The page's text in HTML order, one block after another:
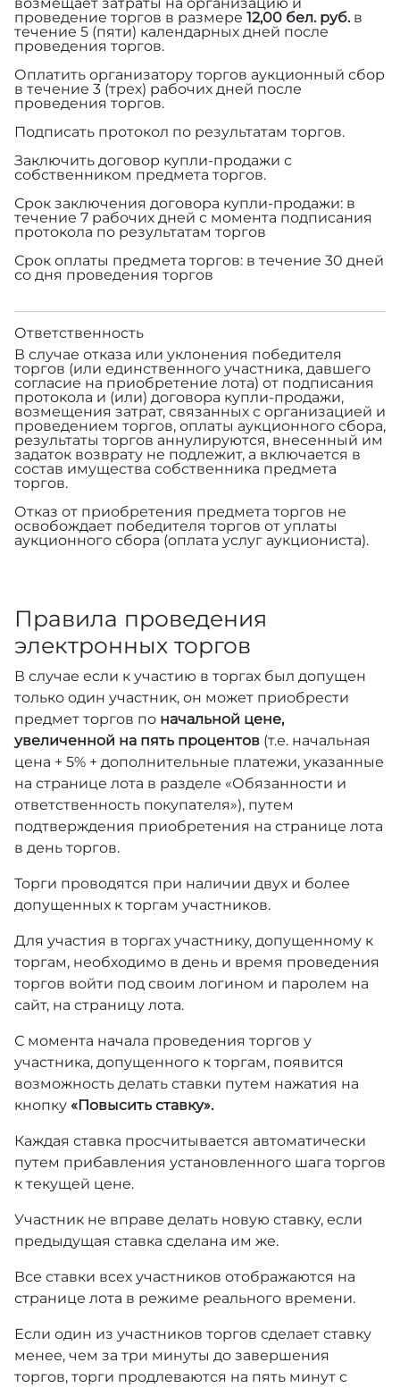
проведение торгов в размере 12,00 бел. руб.в
течение 5 (пяти) календарных дней после
проведения торгов.
Оплатить организатору торгов аукционный сбор
в течение 3 (трех) рабочих дней после
проведения торгов.
Подписать протокол по результатам торгов.
Заключить договор купли-продажи с
собственником предмета торгов.
Срок заключения договора купли-продажи: в
течение 7 рабочих дней с момента подписания
протокола по результатам торгов
Срок оплаты предмета торгов: в течение 30 дней
со дня проведения торгов
Ответственность
В случае отказа или уклонения победителя
торгов (или единственного участника, давшего
согласие на приобретение лота) от подписания
протокола и (или) договора купли-продажи,
возмещения затрат, связанных с организацией и
проведением торгов, оплаты аукционного сбора,
результаты торгов аннулируются, внесенный им
задаток возврату не подлежит, а включается в
состав имущества собственника предмета
торгов.
Отказ от приобретения предмета торгов не
освобождает победителя торгов от уплаты
аукционного сбора (оплата услуг аукциониста).
Правила проведения
электронных торгов
В случае если к участию в торгах был допущен
только один участник, он может приобрести
предмет торгов по начальной цене,
увеличенной на пять процентов (т.е. начальная
цена + 5% + дополнительные платежи, указанные
на странице лота в разделе «Обязанности и
ответственность покупателя»), путем
подтверждения приобретения на странице лота
в день торгов.
Торги проводятся при наличии двух и более
допущенных к торгам участников.
Для участия в торгах участнику, допущенному к
торгам, необходимо в день и время проведения
торгов войти под своим логином и паролем на
сайт, на страницу лота.
С момента начала проведения торгов у
участника, допущенного к торгам, появится
возможность делать ставки путем нажатия на
кнопку «Повысить ставку».
Каждая ставка просчитывается автоматически
путем прибавления установленного шага торгов
к текущей цене.
Участник не вправе делать новую ставку, если
предыдущая ставка сделана им же.
Все ставки всех участников отображаются на
странице лота в режиме реального времени.
Если один из участников торгов сделает ставку
менее, чем за три минуты до завершения
торгов, торги продлеваются на пять минут с